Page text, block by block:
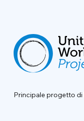
Principale progetto di